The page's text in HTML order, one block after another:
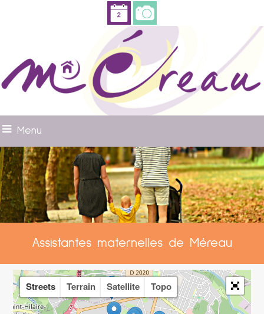
Menu
Assistantes maternelles de Méreau
Streets Terrain Satellite Topo